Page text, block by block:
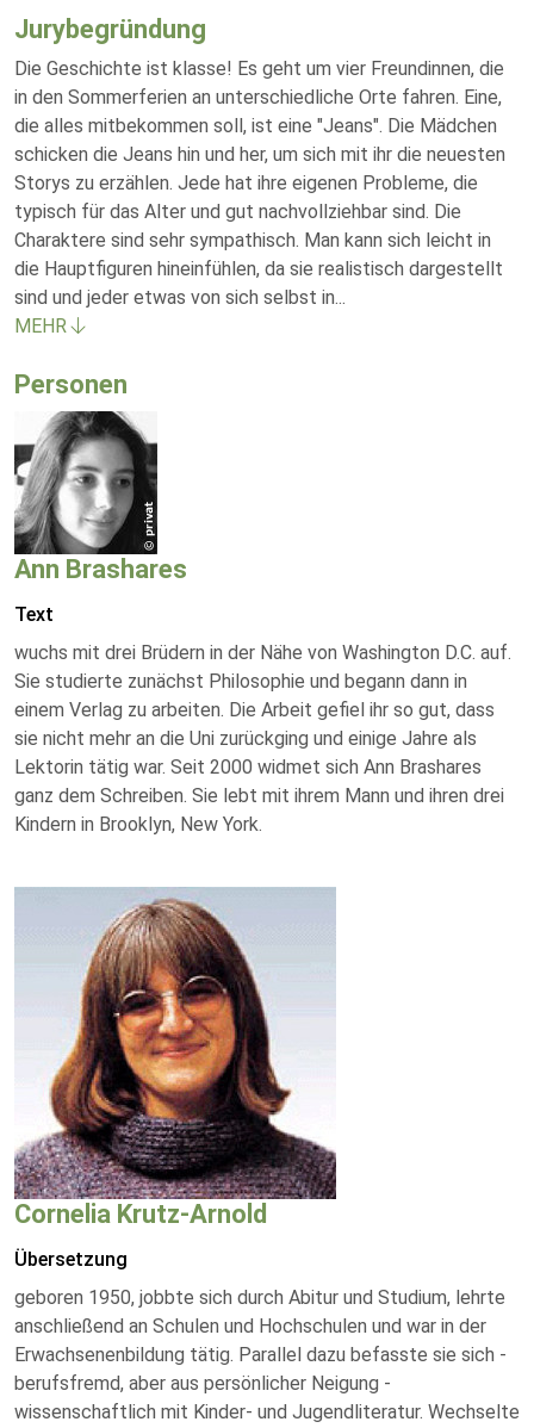
Jurybegründung
Die Geschichte ist klasse! Es geht um vier Freundinnen, die
in den Sommerferien an unterschiedliche Orte fahren. Eine,
die alles mitbekommen soll, ist eine "Jeans". Die Mädchen
schicken die Jeans hin und her, um sich mit ihr die neuesten
Storys zu erzählen. Jede hat ihre eigenen Probleme, die
typisch für das Alter und gut nachvollziehbar sind. Die
Charaktere sind sehr sympathisch. Man kann sich leicht in
die Hauptfiguren hineinfühlen, da sie realistisch dargestellt
sind und jeder etwas von sich selbst in...
MEHR
Personen
Ann Brashares
Text
wuchs mit drei Brüdern in der Nähe von Washington D.C. auf.
Sie studierte zunächst Philosophie und begann dann in
einem Verlag zu arbeiten. Die Arbeit gefiel ihr so gut, dass
sie nicht mehr an die Uni zurückging und einige Jahre als
Lektorin tätig war. Seit 2000 widmet sich Ann Brashares
ganz dem Schreiben. Sie lebt mit ihrem Mann und ihren drei
Kindern in Brooklyn, New York.
Cornelia Krutz-Arnold
Übersetzung
geboren 1950, jobbte sich durch Abitur und Studium, lehrte
anschließend an Schulen und Hochschulen und war in der
Erwachsenenbildung tätig. Parallel dazu befasste sie sich -
berufsfremd, aber aus persönlicher Neigung -
wissenschaftlich mit Kinder- und Jugendliteratur. Wechselte